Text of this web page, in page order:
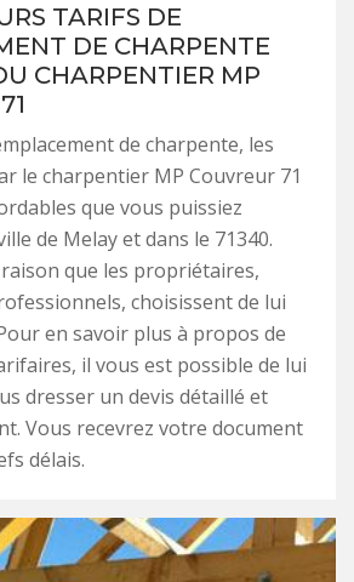
TARIFS DE
DE CHARPENTE
CHARPENTIER MP
de charpente, les
le charpentier MP Couvreur 71
que vous puissiez
de Melay et dans le 71340.
que les propriétaires,
choisissent de lui
en savoir plus à propos de
il vous est possible de lui
dresser un devis détaillé et
Vous recevrez votre document
délais.